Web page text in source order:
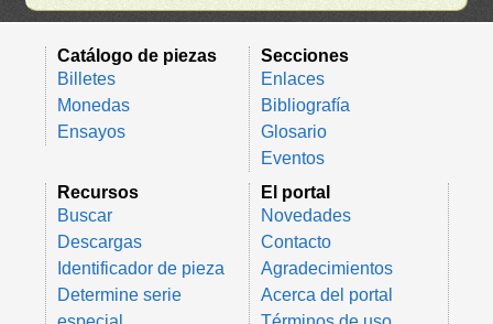
Catálogo de piezas
Billetes
Monedas
Ensayos
Secciones
Enlaces
Bibliografía
Glosario
Eventos
Recursos
Buscar
Descargas
Identificador de pieza
Determine serie
El portal
Novedades
Contacto
Agradecimientos
Acerca del portal